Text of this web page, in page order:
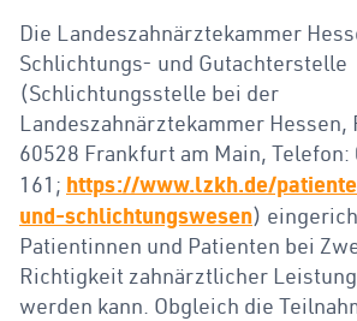
Die Landeszahnärztekammer
Schlichtungs- und Gutachterstelle
(Schlichtungsstelle bei der
Landeszahnärztekammer Hessen,
60528 Frankfurt am Main, Telefon:
161; https://www.lzkh.de/
und-schlichtungswesen)
Patientinnen und Patienten bei
Richtigkeit zahnärztlicher
werden kann. Obgleich die